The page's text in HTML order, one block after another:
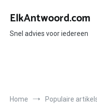
naar
inhoud
ElkAntwoord.com
Snel advies voor iedereen
Home
Populaire